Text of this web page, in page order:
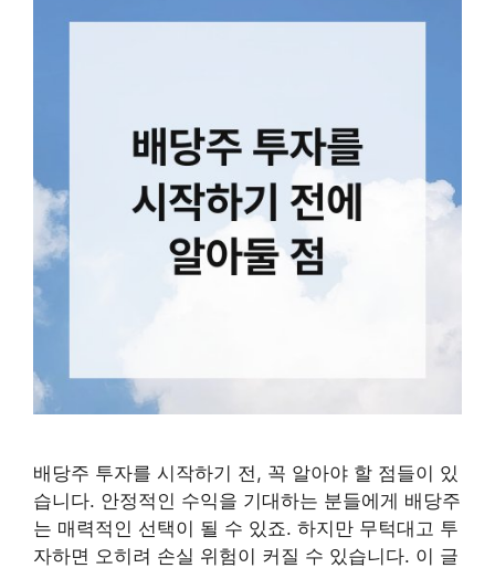
배당주 투자를 시작하기 전, 꼭 알아야 할 점들이 있
습니다. 안정적인 수익을 기대하는 분들에게 배당주
는 매력적인 선택이 될 수 있죠. 하지만 무턱대고 투
자하면 오히려 손실 위험이 커질 수 있습니다. 이 글